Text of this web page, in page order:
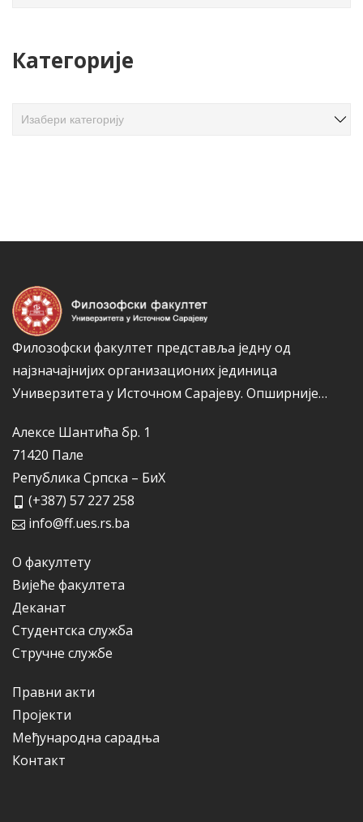
в
Категорије
Филозофски факултет представља једну од
најзначајнијих организационих јединица
Универзитета у Источном Сарајеву. Опширније…
Алексе Шантића бр. 1
71420 Пале
Република Српска – БиХ
(+387) 57 227 258
info@ff.ues.rs.ba
О факултету
Вијеће факултета
Деканат
Студентска служба
Стручне службе
Правни акти
Пројекти
Међународна сарадња
Контакт